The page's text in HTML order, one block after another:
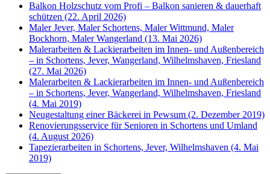
Balkon Holzschutz vom Profi – Balkon sanieren & dauerhaft
schützen (22. April 2026)
Maler Jever, Maler Schortens, Maler Wittmund, Maler
Bockhorn, Maler Wangerland (13. Mai 2026)
Malerarbeiten & Lackierarbeiten im Innen- und Außenbereich
– in Schortens, Jever, Wangerland, Wilhelmshaven, Friesland
(27. Mai 2026)
Malerarbeiten & Lackierarbeiten im Innen- und Außenbereich
– in Schortens, Jever, Wangerland, Wilhelmshaven, Friesland
(4. Mai 2019)
Neugestaltung einer Bäckerei in Pewsum (2. Dezember 2019)
Renovierungsservice für Senioren in Schortens und Umland
(4. August 2026)
Tapezierarbeiten in Schortens, Jever, Wilhelmshaven (4. Mai
2019)